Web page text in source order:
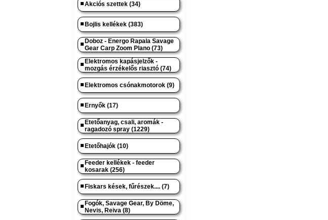
Akciós szettek (34)
Bojlis kellékek (383)
Doboz - Energo Rapala Savage
Gear Carp Zoom Plano (73)
Elektromos kapásjelzők -
mozgás érzékelős riasztó (74)
Elektromos csónakmotorok (9)
Ernyők (17)
Etetőanyag, csali, aromák -
ragadozó spray (1229)
Etetőhajók (10)
Feeder kellékek - feeder
kosarak (256)
Fiskars kések, fűrészek.... (7)
Fogók, Savage Gear, By Döme,
Nevis, Reiva (8)